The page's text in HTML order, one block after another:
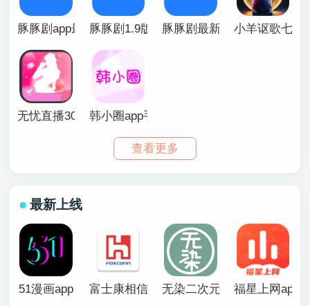
豚剧app最新版更新日志：
1、新增打上留言功能，可
豚豚剧app最新版2026
豚豚剧1.9版本豚豚剧最新版免广告2026
小羊讴歌七星
无忧直播307tvv9.9韩小圈app手机版【05.26更新】
查看更多
最新上线
51漫画app 富士康相信app官方版无染二次元漫画app福星上网app